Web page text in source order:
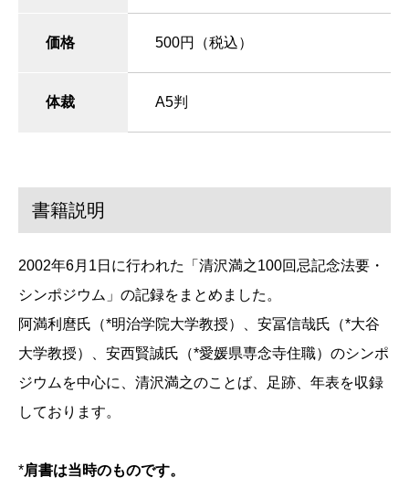
価格 500円（税込）
体裁 A5判
書籍説明
2002年6月1日に行われた「清沢満之100回忌記念法要・
シンポジウム」の記録をまとめました。
阿満利麿氏（*明治学院大学教授）、安冨信哉氏（*大谷
大学教授）、安西賢誠氏（*愛媛県専念寺住職）のシンポ
ジウムを中心に、清沢満之のことば、足跡、年表を収録
しております。
*肩書は当時のものです。